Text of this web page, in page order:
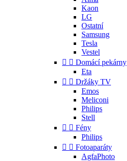
Kaon
LG
Ostatní
Samsung
Tesla
Vestel
  Domácí pekárny
Eta
  Držáky TV
Emos
Meliconi
Philips
Stell
  Fény
Philips
  Fotoaparáty
AgfaPhoto